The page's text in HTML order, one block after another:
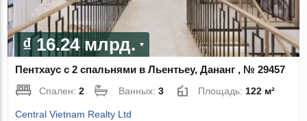
₫ 16.24 млрд.
Пентхаус с 2 спальнями в Льентьеу, Дананг , № 29457
Спален:2 Ванных:3 Площадь: 122 м²
Central Vietnam Realty Ltd